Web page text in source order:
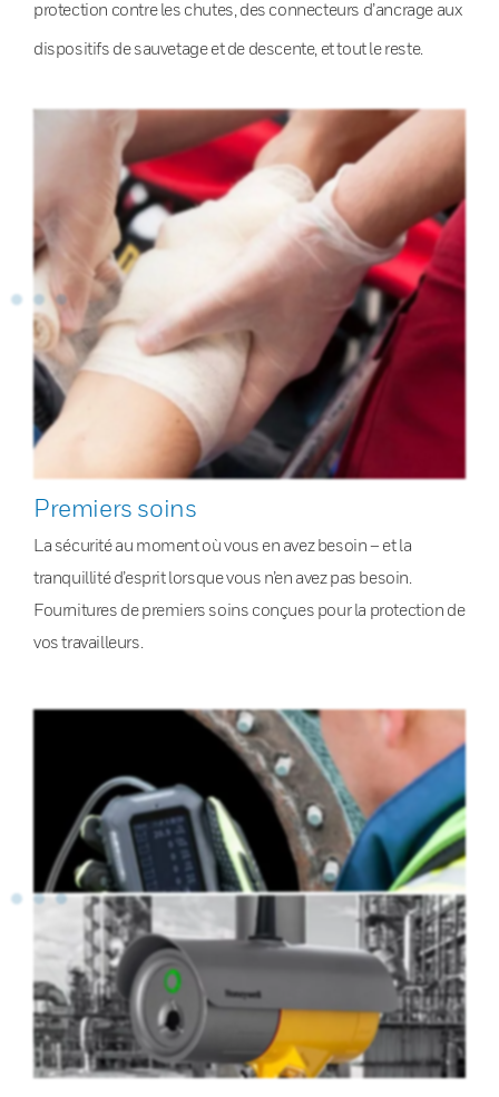
protection contre les chutes, des connecteurs d’ancrage aux
dispositifs de sauvetage et de descente, et tout le reste.
Premiers soins
La sécurité au moment où vous en avez besoin – et la
tranquillité d’esprit lorsque vous n’en avez pas besoin.
Fournitures de premiers soins conçues pour la protection de
vos travailleurs.